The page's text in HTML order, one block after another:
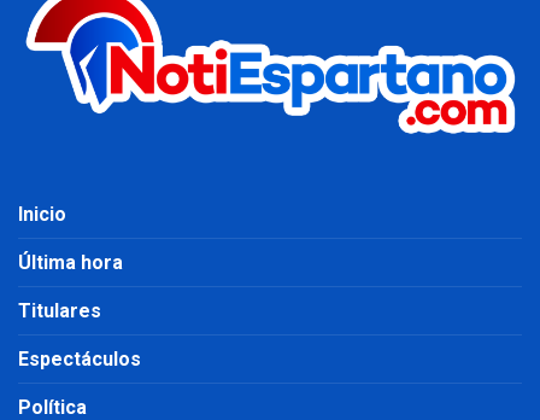
Inicio
Última hora
Titulares
Espectáculos
Política